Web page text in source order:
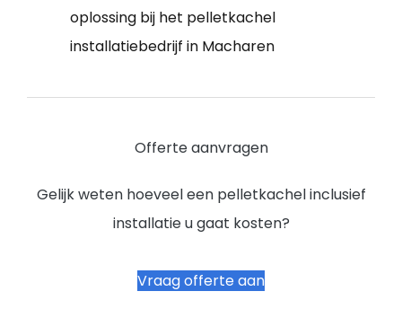
oplossing bij het pelletkachel
installatiebedrijf in Macharen
Offerte aanvragen
Gelijk weten hoeveel een pelletkachel inclusief
installatie u gaat kosten?
Vraag offerte aan